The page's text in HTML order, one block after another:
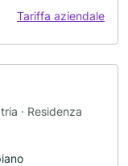
Tariffa aziendale
· Residenza